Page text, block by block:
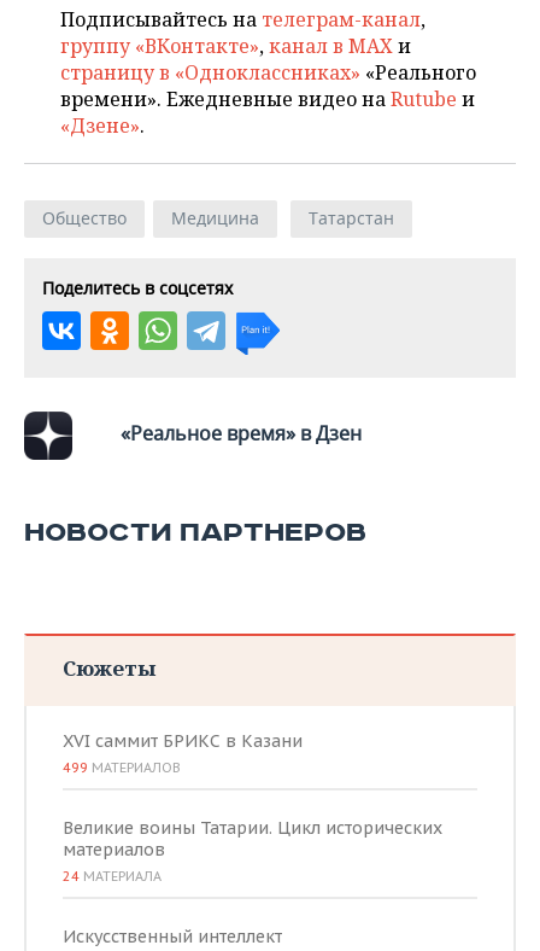
Подписывайтесь на телеграм-канал,
группу «ВКонтакте»,канал в MAXи
страницу в «Одноклассниках» «Реального
времени». Ежедневные видео наRutube и
«Дзене».
Общество Медицина Татарстан
Поделитесь в соцсетях
«Реальное время» в Дзен
НОВОСТИ ПАРТНЕРОВ
Сюжеты
XVI саммит БРИКС в Казани
499 МАТЕРИАЛОВ
Великие воины Татарии. Цикл исторических
материалов
24 МАТЕРИАЛА
Искусственный интеллект